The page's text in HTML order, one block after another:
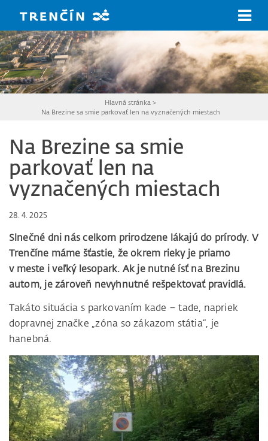
Hlavná stránka >
Na Brezine sa smie parkovať len na vyznačených miestach
Na Brezine sa smie
parkovať len na
vyznačených miestach
28. 4. 2025
Slnečné dni nás celkom prirodzene lákajú do prírody. V
Trenčíne máme šťastie, že okrem rieky je priamo
v meste i veľký lesopark. Ak je nutné ísť na Brezinu
autom, je zároveň nevyhnutné rešpektovať pravidlá.
Takáto situácia s parkovaním kade – tade, napriek
dopravnej značke „zóna so zákazom státia“, je
hanebná.